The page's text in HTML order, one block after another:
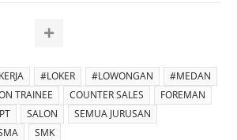
#LOKER #LOWONGAN
#MEDAN
TRAINEE COUNTER SALES
FOREMAN
PT SALON
SEMUA JURUSAN
SMK